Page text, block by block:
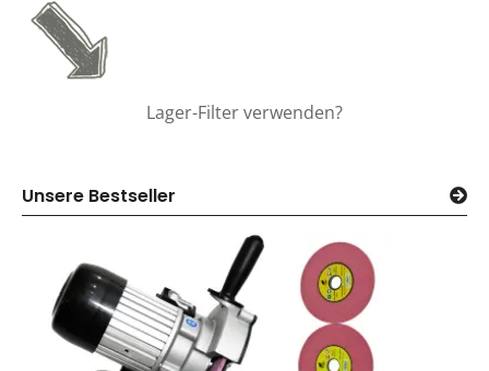
Lager-Filter verwenden?
Unsere Bestseller